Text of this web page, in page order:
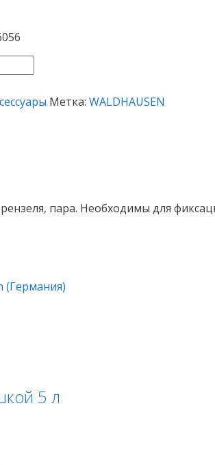
Метка: WALDHAUSEN
пара. Необходимы для
(Германия)
5 л